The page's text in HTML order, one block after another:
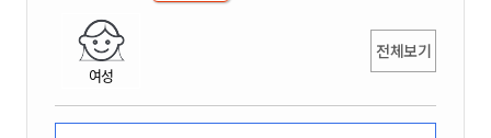
여성
전체보기